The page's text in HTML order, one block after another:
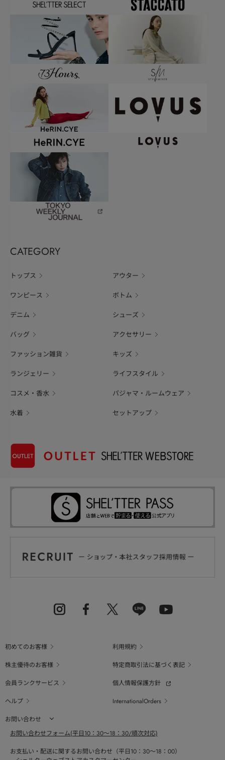
CATEGORY
トップス アウター
ワンピース ボトム
デニム シューズ
バッグ アクセサリー
ファッション雑貨 キッズ
ランジェリー ライフスタイル
コスメ・香水 パジャマ・ルームウェア
水着 セットアップ
初めてのお客様
利用規約
株主優待のお客様
特定商取引法に基づく表記
会員ランクサービス
個人情報保護方針
ヘルプ
InternationalOrders
お問い合わせ
お問い合わせフォーム(平日10：30～18：30/順次対応)
お支払い・配送に関するお問い合わせ（平日10：30～18：00）